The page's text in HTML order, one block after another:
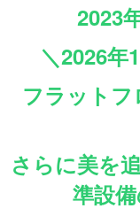
2023
＼2026年
フラット
さらに美を
準設